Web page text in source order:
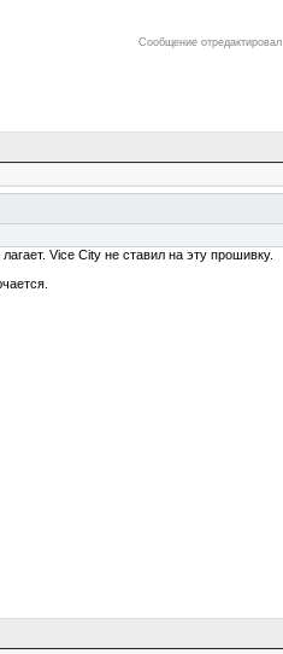
Сообщение отредактировал
Vice City не ставил на эту прошивку.